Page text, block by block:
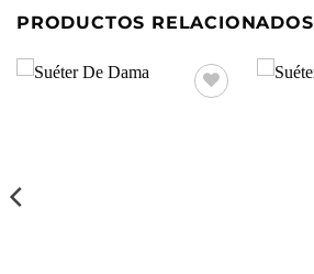
PRODUCTOS RELACIONADOS